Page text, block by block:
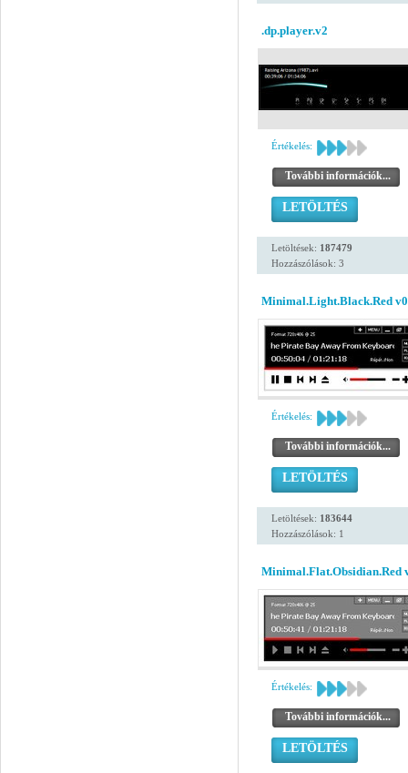
.dp.player.v2
Értékelés:
További információk...
LETÖLTÉS
Letöltések: 187479
Hozzászólások: 3
Minimal.Light.Black.Red
Értékelés:
További információk...
LETÖLTÉS
Letöltések: 183644
Hozzászólások: 1
Minimal.Flat.Obsidian.Red
Értékelés:
További információk...
LETÖLTÉS